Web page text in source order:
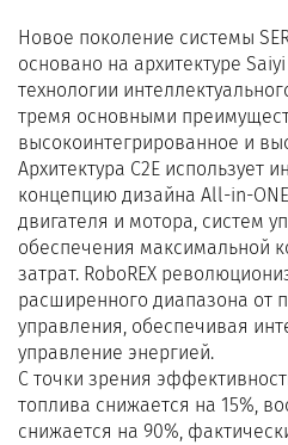
Новое поколение системы
основано на архитектуре
технологии
тремя основными
высокоинтегрированное и
Архитектура C2E использует
концепцию дизайна All-in-
двигателя и мотора, систем
обеспечения максимальной
затрат. RoboREX
расширенного диапазона от
управления, обеспечивая
управление энергией.
С точки зрения
топлива снижается на 15%,
снижается на 90%,